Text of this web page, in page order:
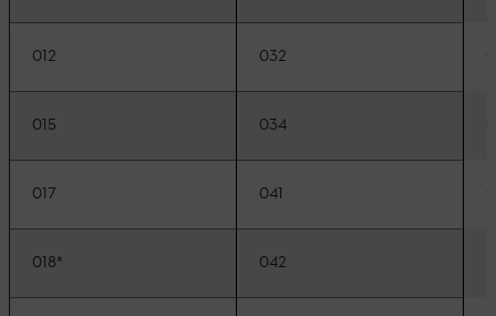
012 032
015 034
017 041
018* 042